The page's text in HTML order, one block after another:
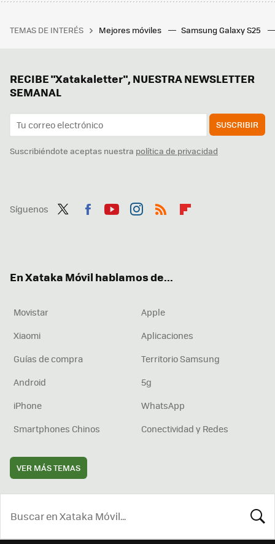
TEMAS DE INTERÉS Mejores móviles Samsung Galaxy S25
RECIBE "Xatakaletter", NUESTRA NEWSLETTER
SEMANAL
SUSCRIBIR
Suscribiéndote aceptas nuestra política de privacidad
Síguenos
En Xataka Móvil hablamos de...
Movistar
Apple
Xiaomi
Aplicaciones
Guías de compra
Territorio Samsung
Android
5g
iPhone
WhatsApp
Smartphones Chinos
Conectividad y Redes
VER MÁS TEMAS